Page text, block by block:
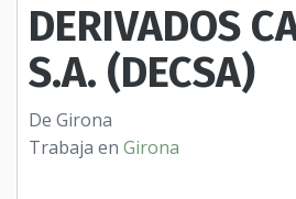
DERIVADOS
S.A. (DECSA)
De Girona
Trabaja en Girona